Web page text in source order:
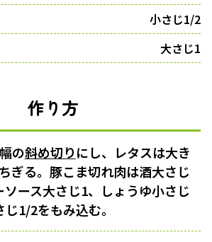
小さじ1/2
大さじ1
作り方
の斜め切りにし、レタスは大き
ぎる。豚こま切れ肉は酒大さじ
ソース大さじ1、しょうゆ小さじ
1/2をもみ込む。